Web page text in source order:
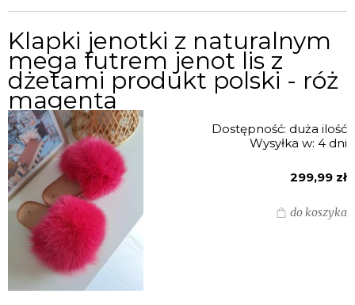
Klapki jenotki z naturalnym
mega futrem jenot lis z
dżetami produkt polski - róż
magenta
Dostępność: duża ilość
Wysyłka w: 4 dni
299,99 zł
do koszyka